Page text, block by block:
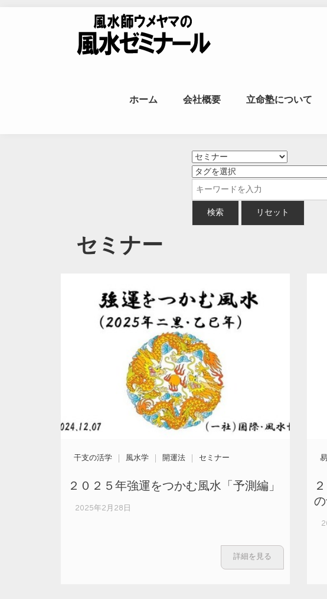
風水師ウメヤマ
ホーム 会社概要 立命塾について
セミナー
干支の活学 風水学 開運法 セミナー
２０２５年強運をつかむ風水「予測編」
2025年2月28日
詳細を見る
の